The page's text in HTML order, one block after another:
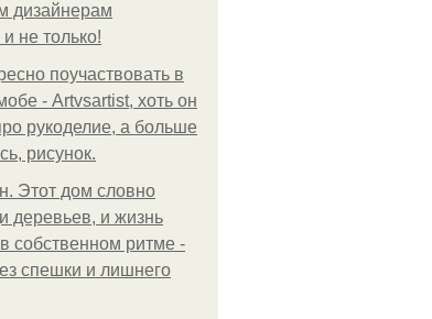
дизайнерам
не только!
поучаствовать в
- Artvsartist, хоть он
рукоделие, а больше
рисунок.
Этот дом словно
деревьев, и жизнь
в собственном ритме -
спешки и лишнего